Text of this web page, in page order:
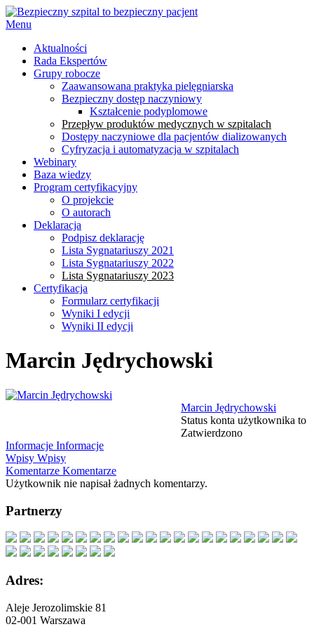
Menu
Aktualności
Rada Ekspertów
Grupy robocze
Zaawansowana praktyka pielęgniarska
Bezpieczny dostęp naczyniowy
Kształcenie podyplomowe
Przepływ produktów medycznych w szpitalach
Dostępy naczyniowe dla pacjentów dializowanych
Cyfryzacja i automatyzacja w szpitalach
Webinary
Baza wiedzy
Program certyfikacyjny
O projekcie
O autorach
Deklaracja
Podpisz deklarację
Lista Sygnatariuszy 2021
Lista Sygnatariuszy 2022
Lista Sygnatariuszy 2023
Certyfikacja
Formularz certyfikacji
Wyniki I edycji
Wyniki II edycji
Marcin Jędrychowski
Marcin Jędrychowski
Status konta użytkownika to
Zatwierdzono
Informacje Informacje
Wpisy Wpisy
Komentarze Komentarze
Użytkownik nie napisał żadnych komentarzy.
Partnerzy
Adres:
Aleje Jerozolimskie 81
02-001 Warszawa